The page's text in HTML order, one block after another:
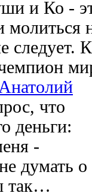
и Ко -
молиться
следует.
Анатолий
что
деньги:
-
думать о
так…